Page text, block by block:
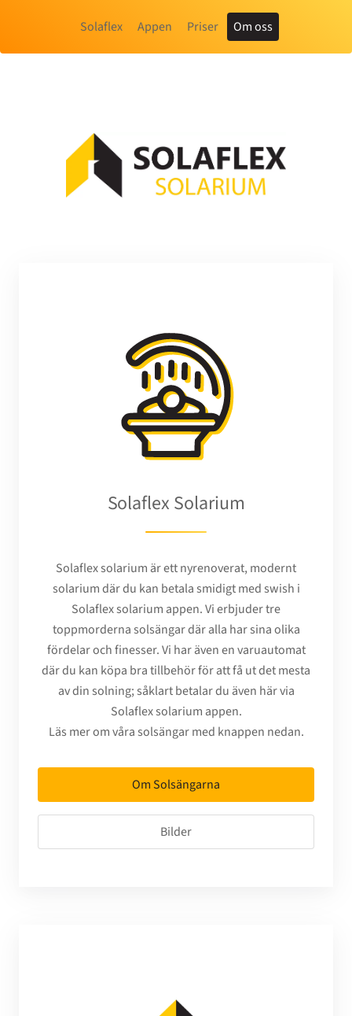
Solaflex Appen Priser Om oss
Solaflex Solarium
Solaflex solarium är ett nyrenoverat, modernt
solarium där du kan betala smidigt med swish i
Solaflex solarium appen. Vi erbjuder tre
toppmorderna solsängar där alla har sina olika
fördelar och finesser. Vi har även en varuautomat
där du kan köpa bra tillbehör för att få ut det mesta
av din solning; såklart betalar du även här via
Solaflex solarium appen.
Läs mer om våra solsängar med knappen nedan.
Om Solsängarna
Bilder